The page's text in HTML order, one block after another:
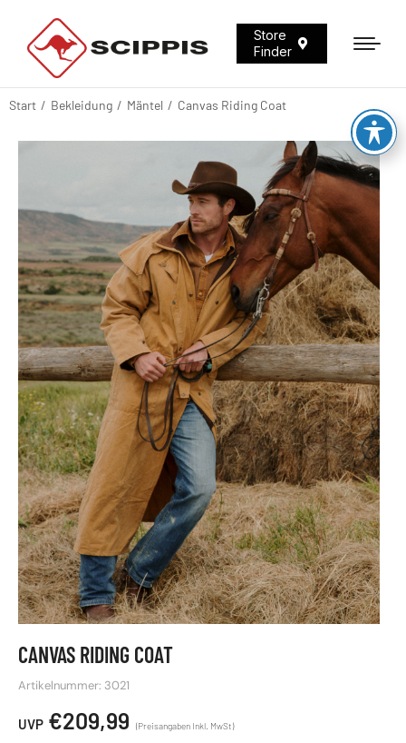
Store
Finder
Sie befinden sich hier:
Start Bekleidung Mäntel Canvas Riding Coat
CANVAS RIDING COAT
Artikelnummer: 3021
€209,99